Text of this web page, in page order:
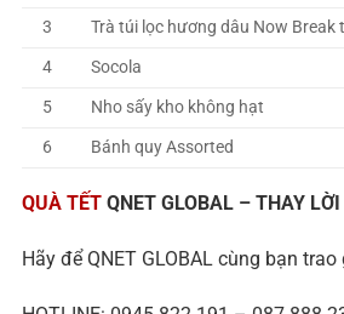
3
Trà túi lọc hương dâu Now Break
4
Socola
5
Nho sấy kho không hạt
6
Bánh quy Assorted
QUÀ TẾT QNET GLOBAL – THAY
Hãy để QNET GLOBAL cùng bạn